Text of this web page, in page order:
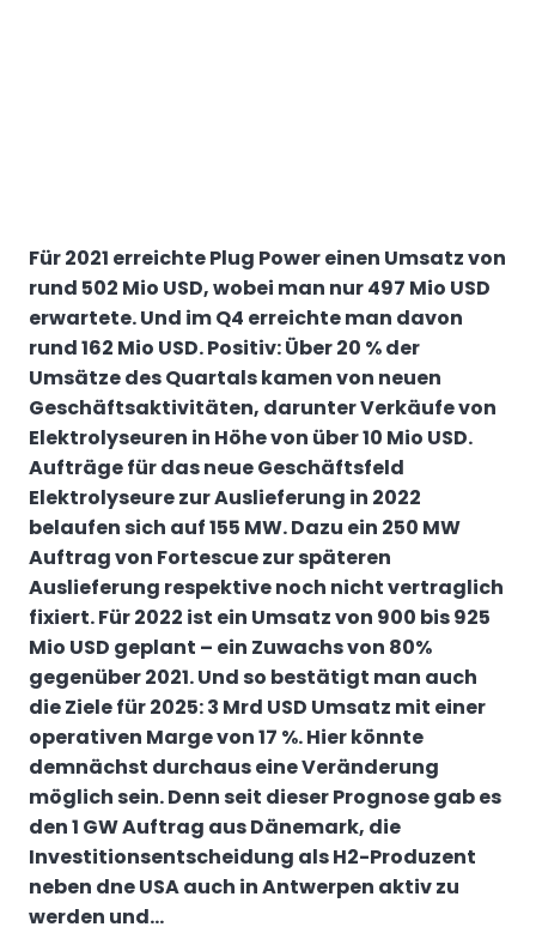
Für 2021 erreichte Plug Power einen Umsatz von
rund 502 Mio USD, wobei man nur 497 Mio USD
erwartete. Und im Q4 erreichte man davon
rund 162 Mio USD. Positiv:Über 20 % der
Umsätze des Quartals kamen von neuen
Geschäftsaktivitäten, darunter Verkäufe von
Elektrolyseuren in Höhe von über 10 Mio USD.
Aufträge für das neue Geschäftsfeld
Elektrolyseure zur Auslieferung in 2022
belaufen sich auf 155 MW. Dazu ein 250 MW
Auftrag von Fortescue zur späteren
Auslieferung respektive noch nicht vertraglich
fixiert. Für 2022 ist ein Umsatz von 900 bis925
Mio USD geplant – ein Zuwachs von 80%
gegenüber 2021. Und so bestätigt man auch
die Ziele für 2025: 3 Mrd USD Umsatz mit einer
operativen Marge von 17 %. Hier könnte
demnächst durchaus eine Veränderung
möglich sein. Denn seit dieser Prognose gab es
den 1 GW Auftrag aus Dänemark, die
Investitionsentscheidung als H2-Produzent
neben dne USA auch in Antwerpen aktiv zu
werden und…